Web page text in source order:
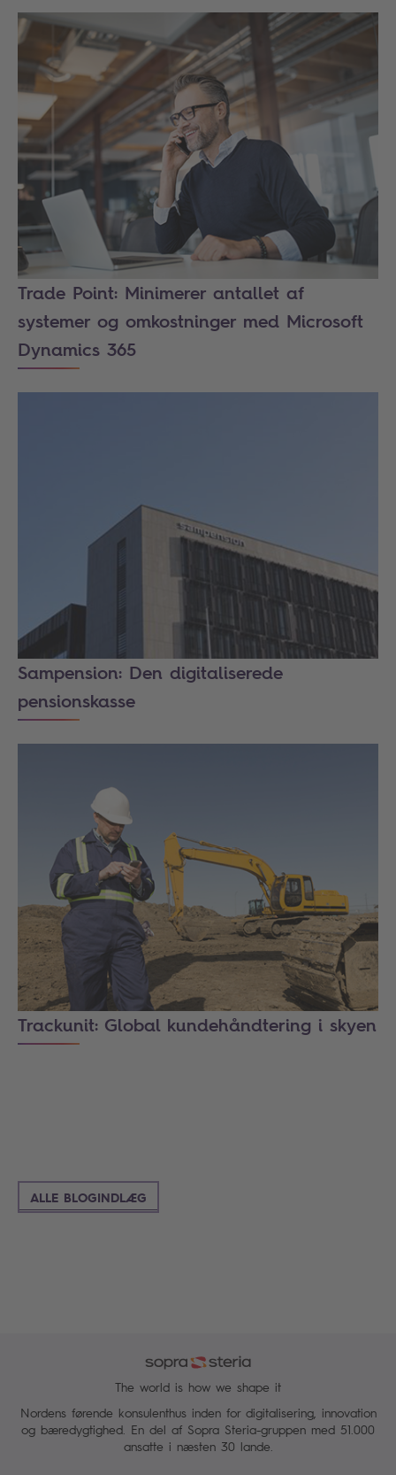
Trade Point: Minimerer antallet af
systemer og omkostninger med Microsoft
Dynamics 365
Sampension: Den digitaliserede
pensionskasse
Trackunit: Global kundehåndtering i skyen
ALLE BLOGINDLÆG
The world is how we shape it
Nordens førende konsulenthus inden for digitalisering, innovation
og bæredygtighed. En del af Sopra Steria-gruppen med 51.000
ansatte i næsten 30 lande.